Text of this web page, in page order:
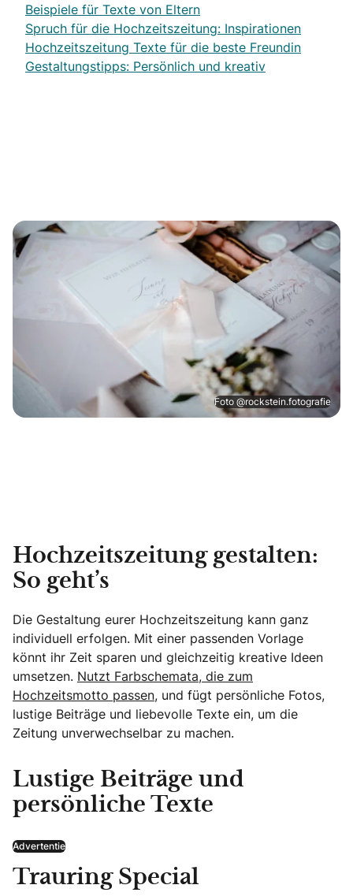
Beispiele für Texte von Eltern
Spruch für die Hochzeitszeitung: Inspirationen
Hochzeitszeitung Texte für die beste Freundin
Gestaltungstipps: Persönlich und kreativ
Foto @rockstein.fotografie
Hochzeitszeitung gestalten:
So geht’s
Die Gestaltung eurer Hochzeitszeitung kann ganz
individuell erfolgen. Mit einer passenden Vorlage
könnt ihr Zeit sparen und gleichzeitig kreative Ideen
umsetzen. Nutzt Farbschemata, die zum
Hochzeitsmotto passen, und fügt persönliche Fotos,
lustige Beiträge und liebevolle Texte ein, um die
Zeitung unverwechselbar zu machen.
Lustige Beiträge und
persönliche Texte
Advertentie
Trauring Special